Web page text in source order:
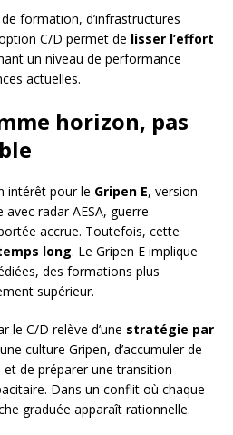
formation, d’infrastructures
C/D permet de lisser l’effort
un niveau de performance
actuelles.
horizon, pas
intérêt pour le Gripen E, version
radar AESA, guerre
accrue. Toutefois, cette
long. Le Gripen E implique
des formations plus
supérieur.
le C/D relève d’une stratégie par
culture Gripen, d’accumuler de
et de préparer une transition
Dans un conflit où chaque
graduée apparaît rationnelle.